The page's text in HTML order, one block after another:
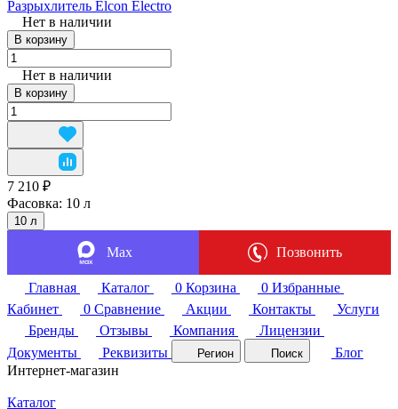
Разрыхлитель Elcon Electro
Нет в наличии
В корзину
Нет в наличии
В корзину
7 210 ₽
Фасовка: 10 л
10 л
Max Позвонить
Главная Каталог 0 Корзина 0 Избранные
Кабинет
0 Сравнение Акции Контакты
Услуги
Бренды
Отзывы Компания
Лицензии
Документы
Реквизиты Регион Поиск
Блог
Интернет-магазин
Каталог